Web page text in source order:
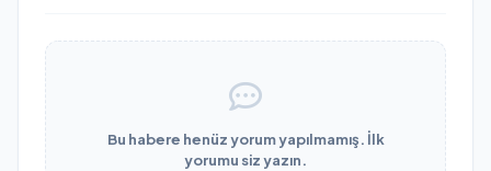
Bu habere henüz yorum yapılmamış. İlk
yorumu siz yazın.